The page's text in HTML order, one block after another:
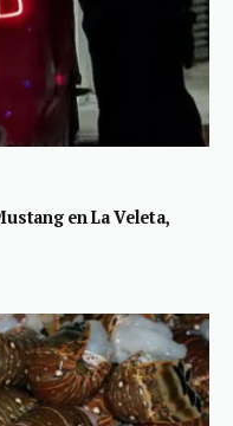
en La Veleta,